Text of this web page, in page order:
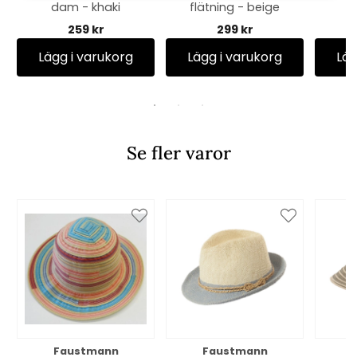
dam - khaki
259 kr
Lägg i varukorg
flätning - beige
299 kr
Lägg i varukorg
Se fler varor
Faustmann Faustmann